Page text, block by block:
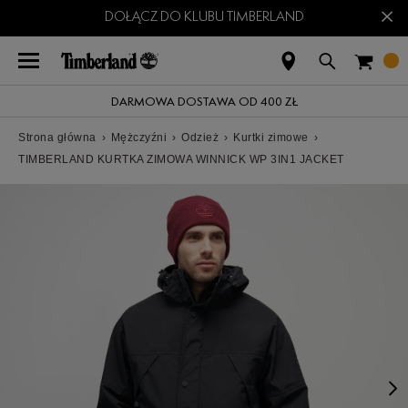
DOŁĄCZ DO KLUBU TIMBERLAND ×
DARMOWA DOSTAWA OD 400 ZŁ
Strona główna › Mężczyźni › Odzież › Kurtki zimowe ›
TIMBERLAND KURTKA ZIMOWA WINNICK WP 3IN1 JACKET